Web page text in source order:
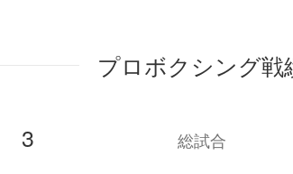
プロボクシング戦
3 総試合